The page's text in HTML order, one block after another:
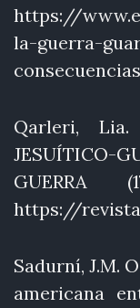
https://
la-guerra-
Qarleri, Lia.
JESUÍTICO-
GUERRA
https://
Sadurní, J.M.
americana